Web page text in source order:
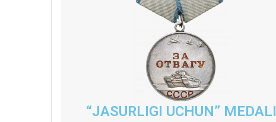
“JASURLIGI UCHUN” MEDALI